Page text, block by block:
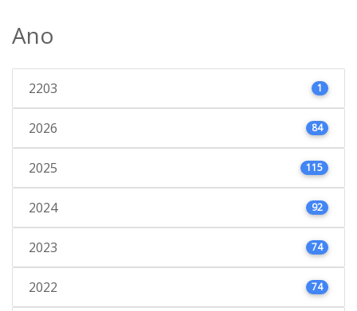
Ano
2203 1
2026 84
2025 115
2024 92
2023 74
2022 74